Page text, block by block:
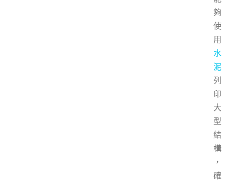
夠
使
用
水
泥
列
印
大
型
結
構
，
確